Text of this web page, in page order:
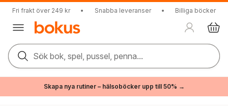
Fri frakt över 249 kr • Snabba leveranser • Billiga böcker
Sök bok, spel, pussel, penna...
Skapa nya rutiner – hälsoböcker upp till 50% →